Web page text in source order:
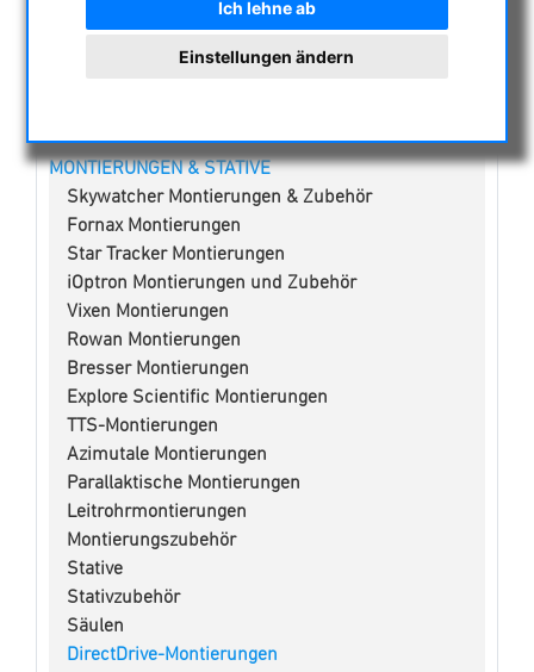
Ich lehne ab
Einstellungen ändern
ASTROEINSTIEG
SONNENBEOBACHTUNG
MONTIERUNGEN & STATIVE
Skywatcher Montierungen & Zubehör
Fornax Montierungen
Star Tracker Montierungen
iOptron Montierungen und Zubehör
Vixen Montierungen
Rowan Montierungen
Bresser Montierungen
Explore Scientific Montierungen
TTS-Montierungen
Azimutale Montierungen
Parallaktische Montierungen
Leitrohrmontierungen
Montierungszubehör
Stative
Stativzubehör
Säulen
DirectDrive-Montierungen